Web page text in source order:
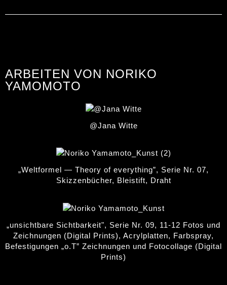
ARBEITEN VON NORIKO
YAMOMOTO
@Jana Witte
„Weltformel — Theory of everything”, Serie Nr. 07,
Skizzenbücher, Bleistift, Draht
„unsichtbare Sichtbarkeit", Serie Nr. 09, 11-12 Fotos und
Zeichnungen (Digital Prints), Acrylplatten, Farbspray,
Befestigungen „o.T” Zeichnungen und Fotocollage (Digital
Prints)